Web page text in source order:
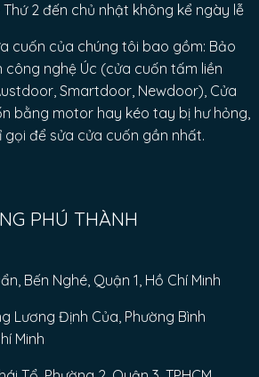
Thứ 2 đến chủ nhật không kể ngày lễ
cuốn của chúng tôi bao gồm: Bảo
nghệ Úc (cửa cuốn tấm liền
Smartdoor, Newdoor), Cửa
bằng motor hay kéo tay bị hư hỏng,
gọi để sửa cửa cuốn gần nhất.
PHÚ THÀNH
Bến Nghé, Quận 1, Hồ Chí Minh
Lương Định Của, Phường Bình
Minh